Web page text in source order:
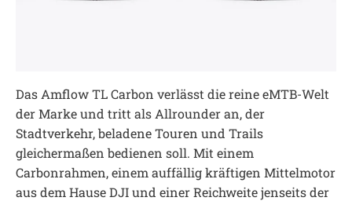
Das Amflow TL Carbon verlässt die reine eMTB-Welt
der Marke und tritt als Allrounder an, der
Stadtverkehr, beladene Touren und Trails
gleichermaßen bedienen soll. Mit einem
Carbonrahmen, einem auffällig kräftigen Mittelmotor
aus dem Hause DJI und einer Reichweite jenseits der